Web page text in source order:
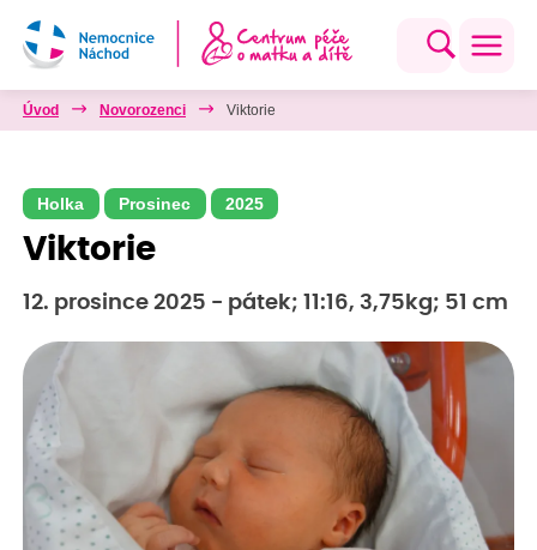
Úvod Novorozenci Viktorie
Holka Prosinec 2025
Viktorie
12. prosince 2025 - pátek; 11:16, 3,75kg; 51 cm